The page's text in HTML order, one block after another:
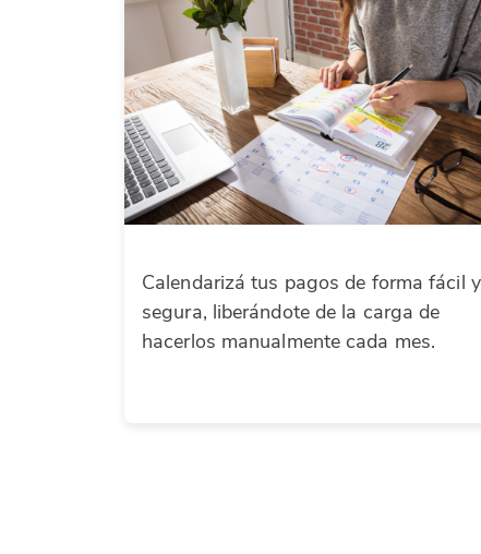
Calendarizá tus pagos de forma fácil y
segura, liberándote de la carga de
hacerlos manualmente cada mes.